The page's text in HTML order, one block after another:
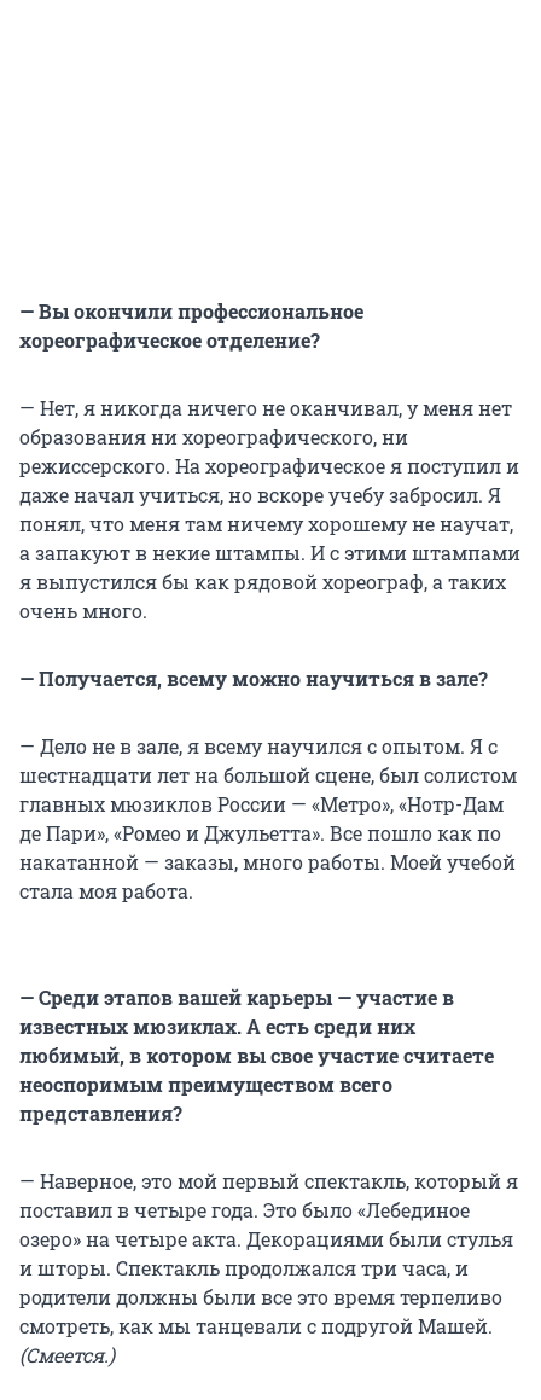
— Вы окончили профессиональное
хореографическое отделение?
— Нет, я никогда ничего не оканчивал, у меня нет
образования ни хореографического, ни
режиссерского. На хореографическое я поступил и
даже начал учиться, но вскоре учебу забросил. Я
понял, что меня там ничему хорошему не научат,
а запакуют в некие штампы. И с этими штампами
я выпустился бы как рядовой хореограф, а таких
очень много.
— Получается, всему можно научиться в зале?
— Дело не в зале, я всему научился с опытом. Я с
шестнадцати лет на большой сцене, был солистом
главных мюзиклов России — «Метро», «Нотр-Дам
де Пари», «Ромео и Джульетта». Все пошло как по
накатанной — заказы, много работы. Моей учебой
стала моя работа.
— Среди этапов вашей карьеры — участие в
известных мюзиклах. А есть среди них
любимый, в котором вы свое участие считаете
неоспоримым преимуществом всего
представления?
— Наверное, это мой первый спектакль, который я
поставил в четыре года. Это было «Лебединое
озеро» на четыре акта. Декорациями были стулья
и шторы. Спектакль продолжался три часа, и
родители должны были все это время терпеливо
смотреть, как мы танцевали с подругой Машей.
(Смеется.)